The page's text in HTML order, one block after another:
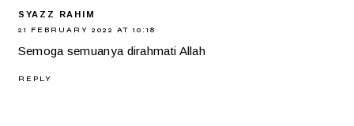
SYAZZ RAHIM
21 FEBRUARY 2022 AT 10:18
Semoga semuanya dirahmati Allah
REPLY